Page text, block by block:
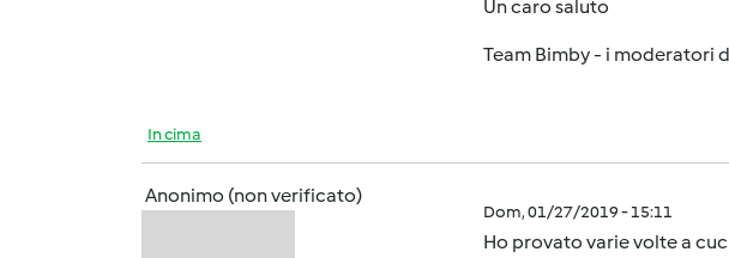
Un caro saluto
Team Bimby - i moderatori
In cima
Anonimo (non verificato)
Dom, 01/27/2019 - 15:11
Ho provato varie volte a